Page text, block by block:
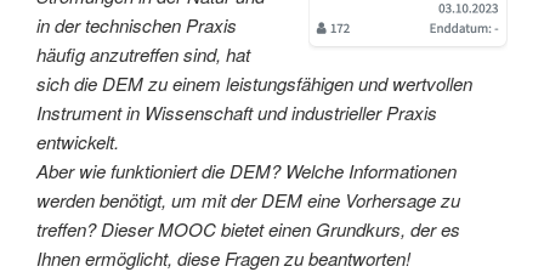
in der technischen Praxis
häufig anzutreffen sind, hat
sich die DEM zu einem leistungsfähigen und wertvollen
Instrument in Wissenschaft und industrieller Praxis
entwickelt.
Aber wie funktioniert die DEM? Welche Informationen
werden benötigt, um mit der DEM eine Vorhersage zu
treffen? Dieser MOOC bietet einen Grundkurs, der es
Ihnen ermöglicht, diese Fragen zu beantworten!